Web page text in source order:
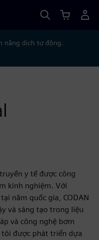
năng dịch tự động.
y tế được công
kinh nghiệm. Với
năm quốc gia, CODAN
và sáng tạo trong liệu
và công nghệ bơm
tôi được phát triển dựa